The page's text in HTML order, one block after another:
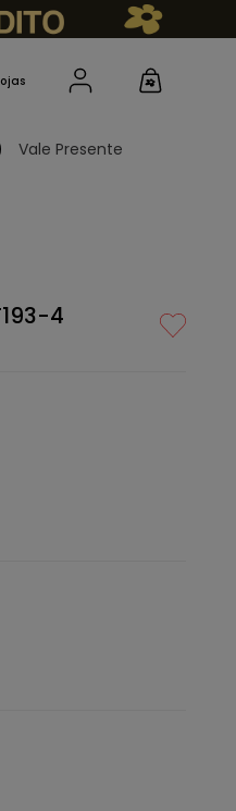
Vale Presente
4